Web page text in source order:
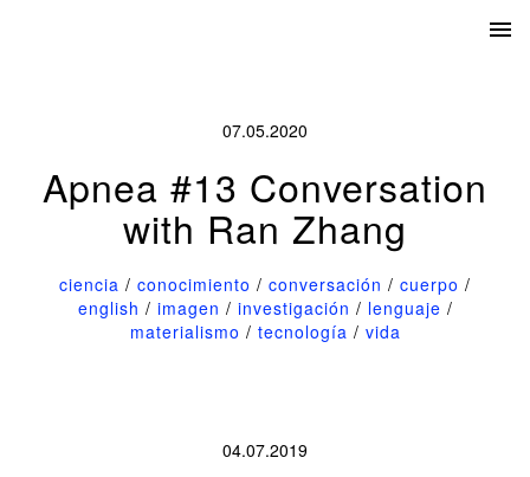
07.05.2020
Apnea #13 Conversation
with Ran Zhang
ciencia / conocimiento / conversación / cuerpo /
english / imagen / investigación / lenguaje /
materialismo / tecnología / vida
04.07.2019